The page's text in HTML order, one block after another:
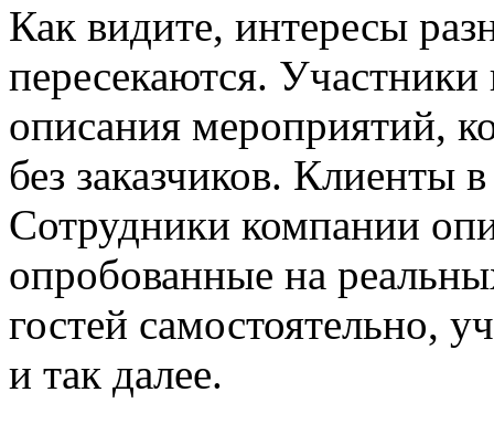
Как видите, интересы
пересекаются.
описания мероприятий,
без заказчиков. Клиенты
Сотрудники компании
опробованные на
гостей самостоятельно,
и так далее.